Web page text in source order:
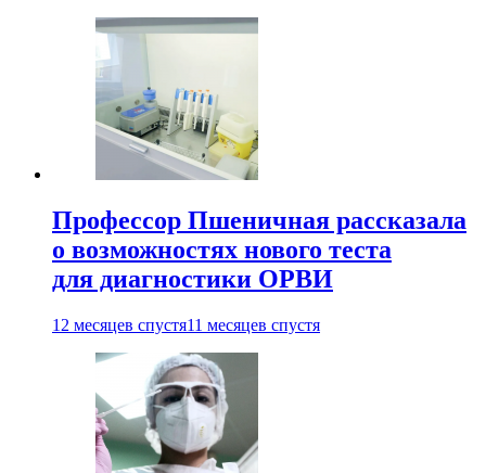
Профессор Пшеничная рассказала
о возможностях нового теста
для диагностики ОРВИ
12 месяцев спустя11 месяцев спустя